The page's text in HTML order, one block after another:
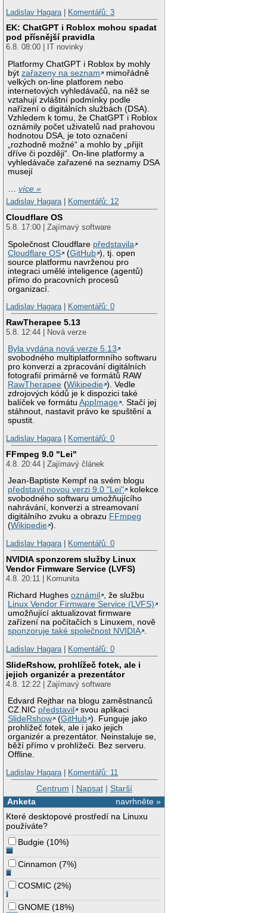
Ladislav Hagara
Komentářů: 3
EK: ChatGPT i Roblox mohou spadat
pod přísnější pravidla
6.8. 08:00 | IT novinky
Platformy ChatGPT i Roblox by mohly
býtzařazeny na seznam
mimořádně
velkých on-line platforem nebo
internetových vyhledávačů, na něž se
vztahují zvláštní podmínky podle
nařízení o digitálních službách (DSA).
Vzhledem k tomu, že ChatGPT i Roblox
oznámily počet uživatelů nad prahovou
hodnotou DSA, je toto označení
„rozhodně možné“ a mohlo by „přijít
dříve či později“. On-line platformy a
vyhledávače zařazené na seznamy DSA
musejí
…více »
Ladislav Hagara| Komentářů: 12
Cloudflare OS
5.8. 17:00 | Zajímavý software
Společnost Cloudflare představila
Cloudflare OS
(GitHub ), tj. open
source platformu navrženou pro
integraci umělé inteligence (agentů)
přímo do pracovních procesů
organizací.
Ladislav Hagara| Komentářů: 0
RawTherapee 5.13
5.8. 12:44 | Nová verze
Byla vydána nová verze 5.13
svobodného multiplatformního softwaru
pro konverzi a zpracování digitálních
fotografií primárně ve formátů RAW
RawTherapee (Wikipedie ). Vedle
zdrojových kódů je k dispozici také
balíček ve formátuAppImage . Stačí jej
stáhnout, nastavit právo ke spuštění a
spustit.
Ladislav Hagara| Komentářů: 0
FFmpeg 9.0 "Lei"
4.8. 20:44 | Zajímavý článek
Jean-Baptiste Kempf na svém blogu
představil novou verzi 9.0 "Lei"
kolekce
svobodného softwaru umožňujícího
nahrávání, konverzi a streamovaní
digitálního zvuku a obrazu FFmpeg
(Wikipedie ).
Ladislav Hagara| Komentářů: 0
NVIDIA sponzorem služby Linux
Vendor Firmware Service (LVFS)
4.8. 20:11 | Komunita
Richard Hughesoznámil
, že službu
Linux Vendor Firmware Service (LVFS)
umožňující aktualizovat firmware
zařízení na počítačích s Linuxem, nově
sponzoruje také společnost NVIDIA .
Ladislav Hagara| Komentářů: 0
SlideRshow, prohlížeč fotek, ale i
jejich organizér a prezentátor
4.8. 12:22 | Zajímavý software
Edvard Rejthar na blogu zaměstnanců
CZ.NIC představil
svou aplikaci
SlideRshow
(GitHub ). Funguje jako
prohlížeč fotek, ale i jako jejich
organizér a prezentátor. Neinstaluje se,
běží přímo v prohlížeči. Bez serveru.
Offline.
Ladislav Hagara| Komentářů: 11
Centrum | Napsat| Starší
navrhněte »
Anketa
Které desktopové prostředí na Linuxu
používáte?
Budgie (10%)
Cinnamon (7%)
COSMIC (2%)
GNOME (18%)